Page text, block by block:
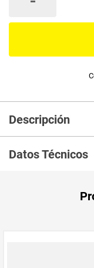
Descripción
Datos Técnicos